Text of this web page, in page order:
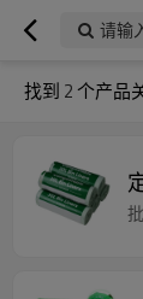
请输
找到 2个产品